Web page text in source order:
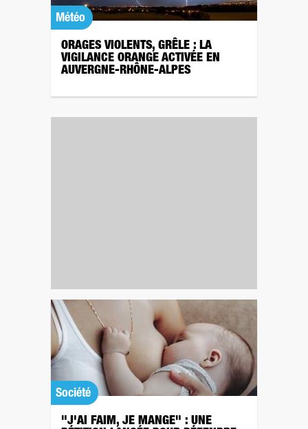
Météo
ORAGES VIOLENTS, GRÊLE : LA
VIGILANCE ORANGE ACTIVÉE EN
AUVERGNE-RHÔNE-ALPES
Société
"J'AI FAIM, JE MANGE" : UNE